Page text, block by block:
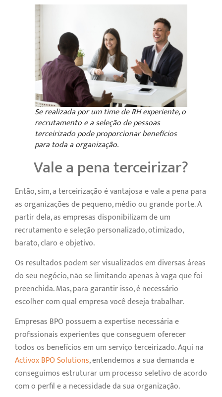
Se realizada por um time de RH experiente, o
recrutamento e a seleção de pessoas
terceirizado pode proporcionar benefícios
para toda a organização.
Vale a pena terceirizar?
Então, sim, a terceirização é vantajosa e vale a pena para
as organizações de pequeno, médio ou grande porte. A
partir dela, as empresas disponibilizam de um
recrutamento e seleção personalizado, otimizado,
barato, claro e objetivo.
Os resultados podem ser visualizados em diversas áreas
do seu negócio, não se limitando apenas à vaga que foi
preenchida. Mas, para garantir isso, é necessário
escolher com qual empresa você deseja trabalhar.
Empresas BPO possuem a expertise necessária e
profissionais experientes que conseguem oferecer
todos os benefícios em um serviço terceirizado. Aqui na
Activox BPO Solutions, entendemos a sua demanda e
conseguimos estruturar um processo seletivo de acordo
com o perfil e a necessidade da sua organização.